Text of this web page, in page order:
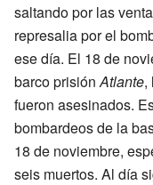
saltando por las
represalia por el
ese día. El 18 de
barco prisiónAtlante,
fueron asesinados.
bombardeos de la
18 de noviembre,
seis muertos. Al día